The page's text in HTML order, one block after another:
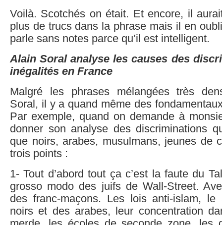
Voilà. Scotchés on était. Et encore, il
plus de trucs dans la phrase mais il en
parle sans notes parce qu’il est intelligent.
Alain Soral analyse les causes des
inégalités en France
Malgré les phrases mélangées très
Soral, il y a quand même des
Par exemple, quand on demande à
donner son analyse des discriminations
que noirs, arabes, musulmans, jeunes de
trois points :
1- Tout d’abord tout ça c’est la faute du
grosso modo des juifs de Wall-Street.
des franc-maçons. Les lois anti-islam, le
noirs et des arabes, leur concentration